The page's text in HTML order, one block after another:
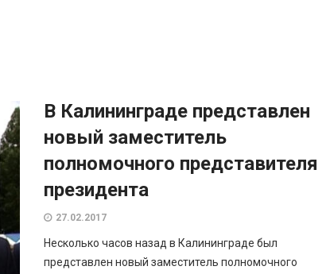
В Калининграде представлен
новый заместитель
полномочного представителя
президента
27.02.2017
Несколько часов назад в Калининграде был
представлен новый заместитель полномочного